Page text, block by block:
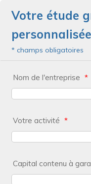
Votre étude
personnalisée
* champs obligatoires
Nom de l'entreprise *
Votre activité *
Capital contenu à